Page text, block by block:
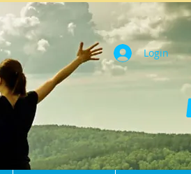
Login